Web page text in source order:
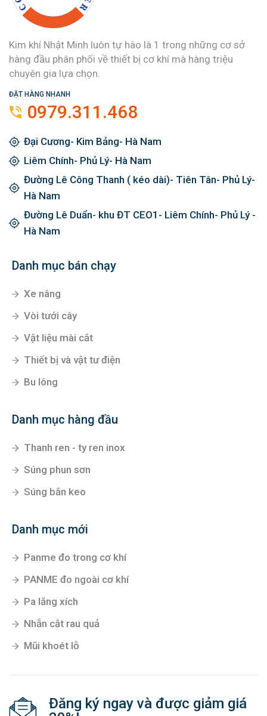
Kim khí Nhật Minh luôn tự hào là 1 trong những cơ sở
hàng đầu phân phối về thiết bị cơ khí mà hàng triệu
chuyên gia lựa chọn.
ĐẶT HÀNG NHANH
0979.311.468
Đại Cương- Kim Bảng- Hà Nam
Liêm Chính- Phủ Lý- Hà Nam
Đường Lê Công Thanh ( kéo dài)- Tiên Tân- Phủ Lý-
Hà Nam
Đường Lê Duẩn- khu ĐT CEO1- Liêm Chính- Phủ Lý -
Hà Nam
Danh mục bán chạy
Xe nâng
Vòi tưới cây
Vật liệu mài cắt
Thiết bị và vật tư điện
Bu lông
Danh mục hàng đầu
Thanh ren - ty ren inox
Súng phun sơn
Súng bắn keo
Danh mục mới
Panme đo trong cơ khí
PANME đo ngoài cơ khí
Pa lăng xích
Nhẵn cắt rau quả
Mũi khoét lỗ
Đăng ký ngay và được giảm giá